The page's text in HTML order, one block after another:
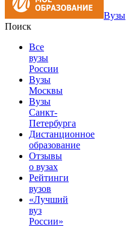
Вузы
Поиск
Все
вузы
России
Вузы
Москвы
Вузы
Санкт-
Петербурга
Дистанционное
образование
Отзывы
о вузах
Рейтинги
вузов
«Лучший
вуз
России»